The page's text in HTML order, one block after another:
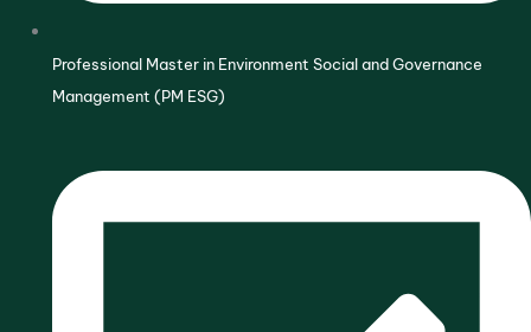
Professional Master in Environment Social and Governance
Management (PM ESG)